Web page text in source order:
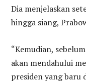
Dia menjelaskan
hingga siang,
“Kemudian,
akan mendahului
presiden yang baru